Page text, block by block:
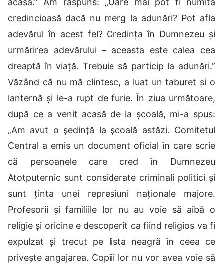
credincioasă dacă nu merg la adunări? Pot afla
adevărul în acest fel? Credința în Dumnezeu și
urmărirea adevărului – aceasta este calea cea
dreaptă în viață. Trebuie să particip la adunări.”
Văzând că nu mă clintesc, a luat un taburet și o
lanternă și le-a rupt de furie. În ziua următoare,
după ce a venit acasă de la școală, mi-a spus:
„Am avut o ședință la școală astăzi. Comitetul
Central a emis un document oficial în care scrie
că persoanele care cred în Dumnezeu
Atotputernic sunt considerate criminali politici și
sunt ținta unei represiuni naționale majore.
Profesorii și familiile lor nu au voie să aibă o
religie și oricine e descoperit ca fiind religios va fi
expulzat și trecut pe lista neagră în ceea ce
privește angajarea. Copiii lor nu vor avea voie să